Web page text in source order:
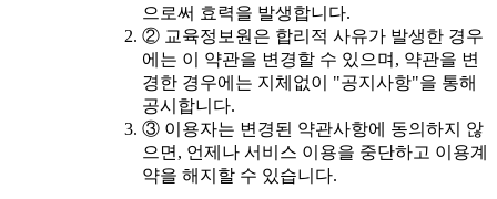
으로써 효력을 발생합니다.
② 교육정보원은 합리적 사유가 발생한 경우
에는 이 약관을 변경할 수 있으며, 약관을 변
경한 경우에는 지체없이 "공지사항"을 통해
공시합니다.
③ 이용자는 변경된 약관사항에 동의하지 않
으면, 언제나 서비스 이용을 중단하고 이용계
약을 해지할 수 있습니다.